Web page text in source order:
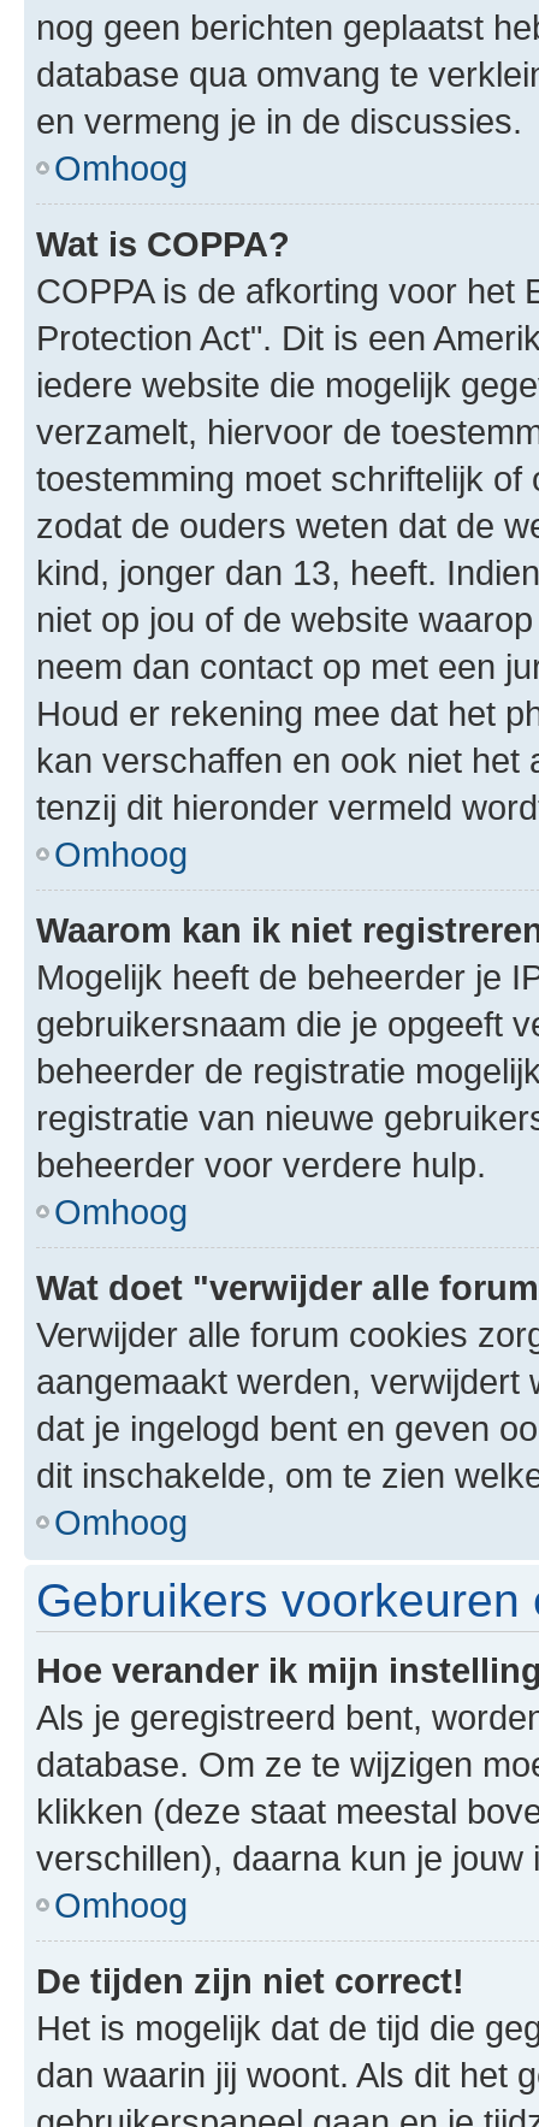
nog geen berichten geplaatst
database qua omvang te
en vermeng je in de discussies.
Omhoog
Wat is COPPA?
COPPA is de afkorting voor het
Protection Act". Dit is een
iedere website die mogelijk
verzamelt, hiervoor de
toestemming moet schriftelijk
zodat de ouders weten dat de
kind, jonger dan 13, heeft.
niet op jou of de website
neem dan contact op met een
Houd er rekening mee dat het
kan verschaffen en ook niet
tenzij dit hieronder vermeld
Omhoog
Waarom kan ik niet
Mogelijk heeft de beheerder je
gebruikersnaam die je opgeeft
beheerder de registratie
registratie van nieuwe
beheerder voor verdere hulp.
Omhoog
Wat doet "verwijder alle
Verwijder alle forum cookies
aangemaakt werden,
dat je ingelogd bent en geven
dit inschakelde, om te zien
Omhoog
Gebruikers voorkeuren
Hoe verander ik mijn
Als je geregistreerd bent,
database. Om ze te wijzigen
klikken (deze staat meestal
verschillen), daarna kun je jouw
Omhoog
De tijden zijn niet correct!
Het is mogelijk dat de tijd die
dan waarin jij woont. Als dit het